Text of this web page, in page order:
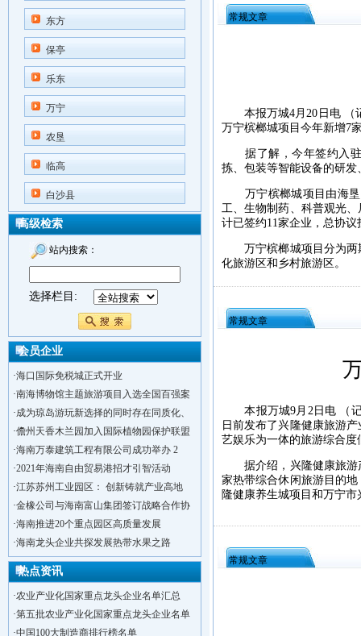
东方
保亭
乐东
万宁
农垦
临高
白沙县
高级检索
站内搜索：
选择栏目:
会员企业
·海口国际免税城正式开业
·南海博物馆主题旅游项目入选全国百强案
·成为琼岛游玩新选择的同时存在同质化、
·儋州天香木兰园加入国际植物园保护联盟
·海南万泰建筑工程有限公司成功举办 2
·2021年海南自由贸易港招才引智活动
·江苏苏州工业园区： 创新铸就产业高地
·金橡公司与海南富山集团签订战略合作协
·海南推进20个重点园区高质量发展
·海南龙头企业共探发展热带水果之路
热点资讯
·农业产业化国家重点龙头企业名单汇总
·第五批农业产业化国家重点龙头企业名单
·中国100大制造商排行榜名单
常规文章
本报万城4月20日电 （记
万宁槟榔城项目今年新增7
据了解，今年签约入驻
拣、包装等智能设备的研
万宁槟榔城项目由海垦
工、生物制药、科普观光
计已签约11家企业，总协议
万宁槟榔城项目分为两
化旅游区和乡村旅游区。
常规文章
本报万城9月2日电 （记
日前发布了兴隆健康旅游
艺娱乐为一体的旅游综合度
据介绍，兴隆健康旅游
家热带综合休闲旅游目的
隆健康养生城项目和万宁
常规文章